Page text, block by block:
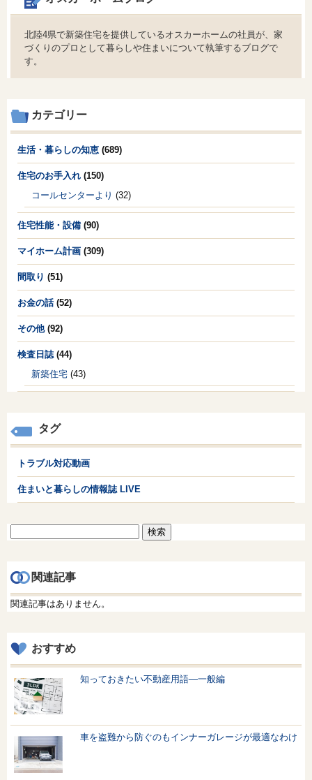
北陸4県で新築住宅を提供しているオスカーホームの社員が、家
づくりのプロとして暮らしや住まいについて執筆するブログで
す。
カテゴリー
生活・暮らしの知恵 (689)
住宅のお手入れ (150)
コールセンターより (32)
住宅性能・設備 (90)
マイホーム計画 (309)
間取り (51)
お金の話(52)
その他(92)
検査日誌 (44)
新築住宅 (43)
タグ
トラブル対応動画
住まいと暮らしの情報誌 LIVE
関連記事
関連記事はありません。
おすすめ
知っておきたい不動産用語—一般編
車を盗難から防ぐのもインナーガレージが最適なわけ